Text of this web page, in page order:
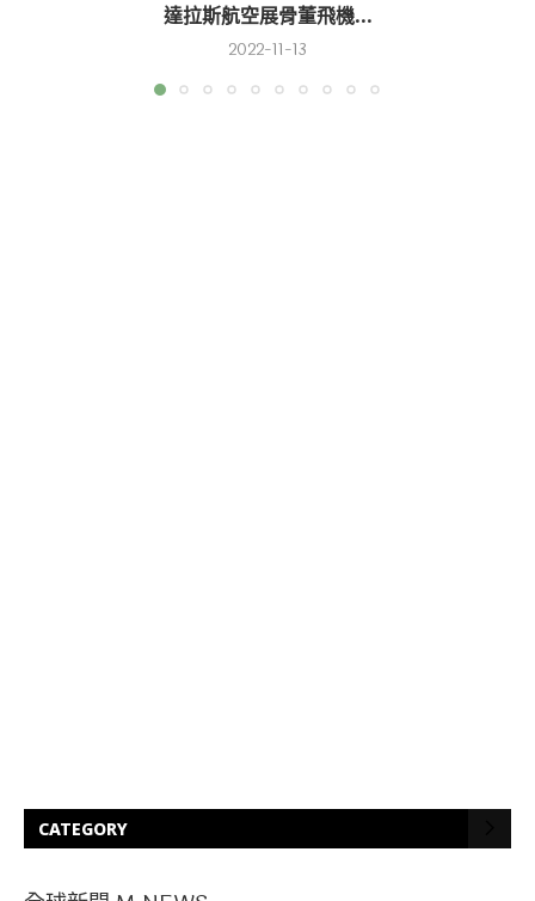
達拉斯航空展骨董飛機...
2022-11-13
CATEGORY